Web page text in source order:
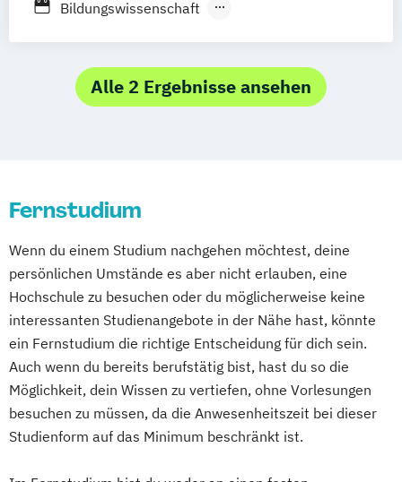
Psychologie
Psychologie des Kindes- und Jugendalters
Soziale Arbeit (einphasig) (B.A.)
Soziale Arbeit (zweiphasig)
UX Design Unternehmensrecht
Vertriebspsychologie
Wirtschaftsinformatik
Wirtschaftsingenieur
Wirtschaftspsychologie Wirtschaftsrecht
Stuttgart Nürnberg
Bildungswissenschaft
Erwachsenen-/Weiterbildung
Data Science
der akademischen Lehre und Forschung
Stelle an der FernUniversität („externe
Promotion“).
Geschichte Europas – Epochen
Umbrüche
Verflechtungen
Grundlagen Kulturwissenschaftliche
Literaturwissenschaft
Informatik Kulturwissenschaft
Mathematik
Alle 2 Ergebnisse ansehen
Fernstudium
Wenn du einem Studium nachgehen möchtest, deine
persönlichen Umstände es aber nicht erlauben, eine
Hochschule zu besuchen oder du möglicherweise keine
interessanten Studienangebote in der Nähe hast, könnte
ein Fernstudium die richtige Entscheidung für dich sein.
Auch wenn du bereits berufstätig bist, hast du so die
Möglichkeit, dein Wissen zu vertiefen, ohne Vorlesungen
besuchen zu müssen, da die Anwesenheitszeit bei dieser
Studienform auf das Minimum beschränkt ist.